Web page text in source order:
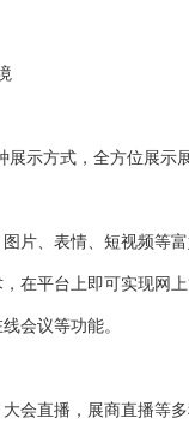
展示方式，全方位展示
片、表情、短视频等富
在平台上即可实现网上
会议等功能。
会直播，展商直播等多